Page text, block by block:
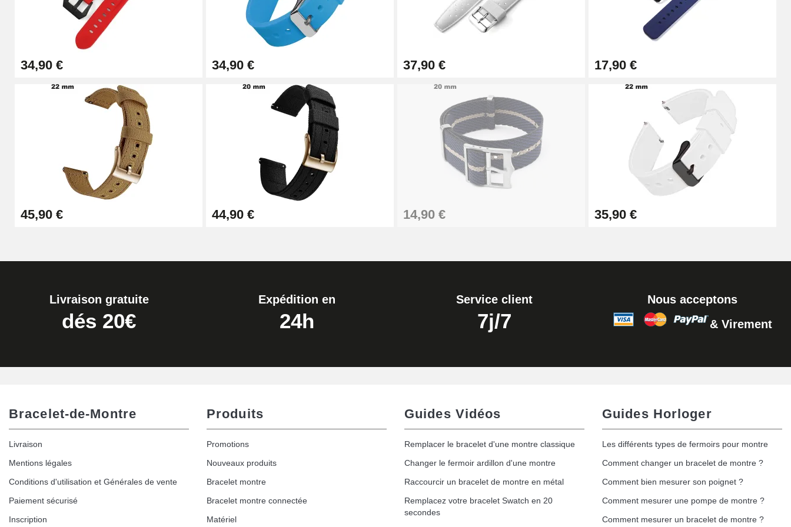
Kit Horlogerie Débutant
26,90 €
Ajouter au panier
Boîte Pompe Bracelet Montre - Diamètre 1,50 mm - 8 à 25 mm
14,08 €
Ajouter au panier
Boîte Pompe pour Bracelet Montre - Diamètre 1,80 mm - 8 à 25 mm
19,90 €
Ajouter au panier
Extracteur de Bracelet de Montre Facile
Ajouter au panier
34,90 € 34,90 € 37,90 € 17,90 €
45,90 € 44,90 € 14,90 € 35,90 €
Livraison gratuite
dés 20€
Expédition en
24h
Service client
7j/7
Nous acceptons
& Virement
Bracelet-de-Montre
Livraison
Mentions légales
Conditions d'utilisation et Générales de vente
Paiement sécurisé
Inscription
Produits
Promotions
Nouveaux produits
Bracelet montre
Bracelet montre connectée
Matériel
Guides Vidéos
Remplacer le bracelet d'une montre classique
Changer le fermoir ardillon d'une montre
Raccourcir un bracelet de montre en métal
Remplacez votre bracelet Swatch en 20
secondes
Guides Horloger
Les différents types de fermoirs pour montre
Comment changer un bracelet de montre ?
Comment bien mesurer son poignet ?
Comment mesurer une pompe de montre ?
Comment mesurer un bracelet de montre ?